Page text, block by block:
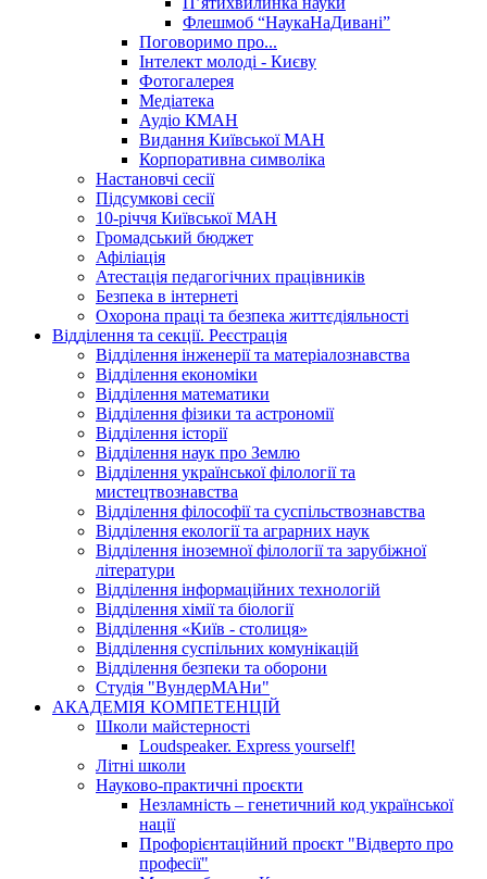
Флешмоб “НаукаНаДивані”
Поговоримо про...
Інтелект молоді - Києву
Фотогалерея
Медіатека
Аудіо КМАН
Видання Київської МАН
Корпоративна символіка
Настановчі сесії
Підсумкові сесії
10-річчя Київської МАН
Громадський бюджет
Афіліація
Атестація педагогічних працівників
Безпека в інтернеті
Охорона праці та безпека життєдіяльності
Відділення та секції. Реєстрація
Відділення інженерії та матеріалознавства
Відділення економіки
Відділення математики
Відділення фізики та астрономії
Відділення історії
Відділення наук про Землю
Відділення української філології та
мистецтвознавства
Відділення філософії та суспільствознавства
Відділення екології та аграрних наук
Відділення іноземної філології та зарубіжної
літератури
Відділення інформаційних технологій
Відділення хімії та біології
Відділення «Київ - столиця»
Відділення суспільних комунікацій
Відділення безпеки та оборони
Студія "ВундерМАНи"
АКАДЕМІЯ КОМПЕТЕНЦІЙ
Школи майстерності
Loudspeaker. Express yourself!
Літні школи
Науково-практичні проєкти
Незламність – генетичний код української
нації
Профорієнтаційний проєкт "Відверто про
професії"